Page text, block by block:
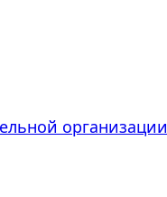
организации